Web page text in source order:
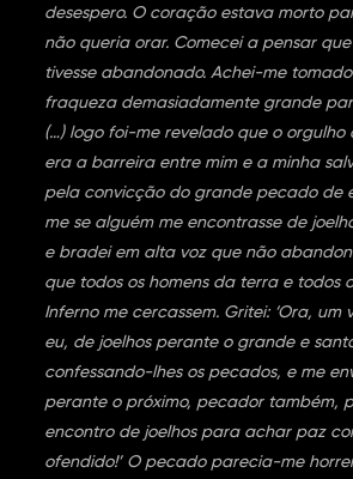
desespero. O coração estava morto
não queria orar. Comecei a pensar
tivesse abandonado. Achei-me
fraqueza demasiadamente grande
(…) logo foi-me revelado que o
era a barreira entre mim e a minha
pela convicção do grande pecado de
me se alguém me encontrasse de
e bradei em alta voz que não
que todos os homens da terra e todos
Inferno me cercassem. Gritei: ‘Ora,
eu, de joelhos perante o grande e
confessando-lhes os pecados, e me
perante o próximo, pecador também,
encontro de joelhos para achar paz
ofendido!’ O pecado parecia-me